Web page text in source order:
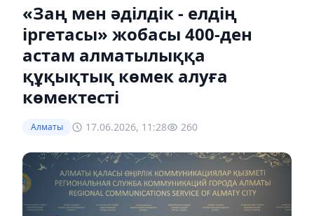
«Заң мен әділдік - елдің
іргетасы» жобасы 400-ден
астам алматылыққа
құқықтық көмек алуға
көмектесті
Алматы 17.06.2026, 11:28 260